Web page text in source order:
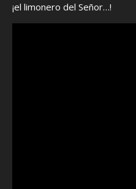
¡el limonero del Señor…!